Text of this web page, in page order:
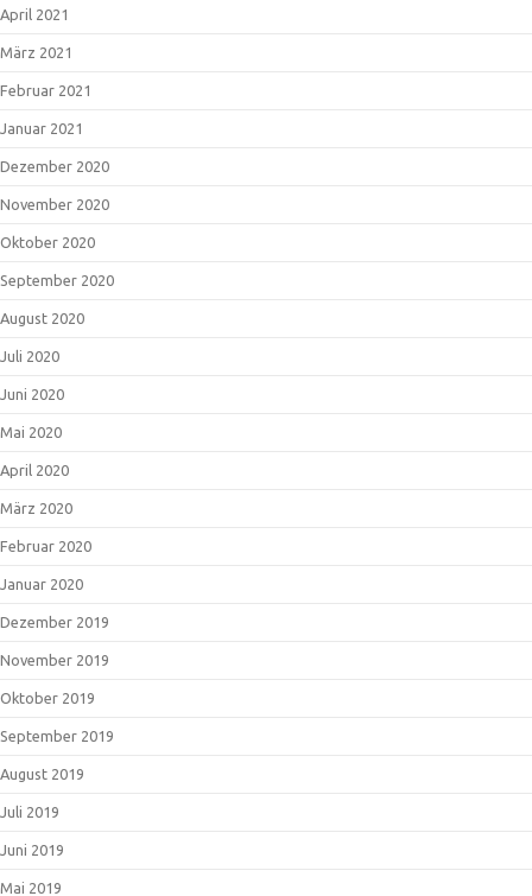
April 2021
März 2021
Februar 2021
Januar 2021
Dezember 2020
November 2020
Oktober 2020
September 2020
August 2020
Juli 2020
Juni 2020
Mai 2020
April 2020
März 2020
Februar 2020
Januar 2020
Dezember 2019
November 2019
Oktober 2019
September 2019
August 2019
Juli 2019
Juni 2019
Mai 2019